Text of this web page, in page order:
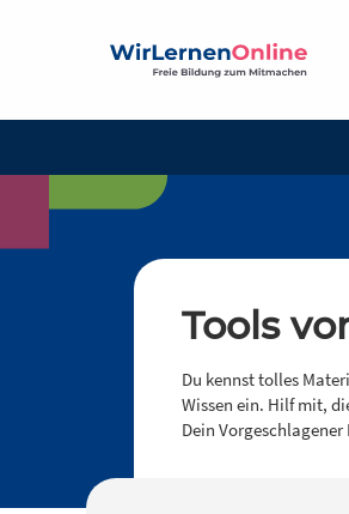
Tools
Du kennst tolles
Wissen ein. Hilf mit,
Dein